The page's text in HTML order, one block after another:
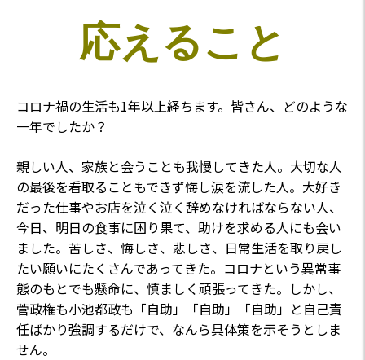
応えること
コロナ禍の生活も1年以上経ちます。皆さん、どのような
一年でしたか？
親しい人、家族と会うことも我慢してきた人。大切な人
の最後を看取ることもできず悔し涙を流した人。大好き
だった仕事やお店を泣く泣く辞めなければならない人、
今日、明日の食事に困り果て、助けを求める人にも会い
ました。苦しさ、悔しさ、悲しさ、日常生活を取り戻し
たい願いにたくさんであってきた。コロナという異常事
態のもとでも懸命に、慎ましく頑張ってきた。しかし、
菅政権も小池都政も「自助」「自助」「自助」と自己責
任ばかり強調するだけで、なんら具体策を示そうとしま
せん。